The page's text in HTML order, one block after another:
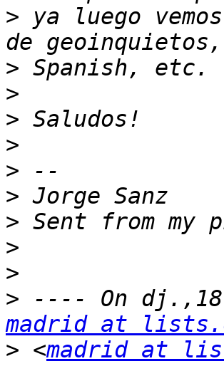
> ya luego
>
>
>
>
>
>
>
>
>
>
madrid at
> <madrid at